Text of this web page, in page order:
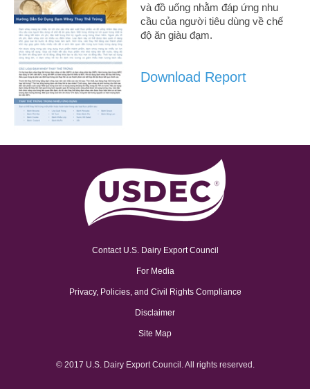
và đồ uống nhằm đáp ứng nhu
cầu của người tiêu dùng về chế
độ ăn giàu đạm.
Download Report
Contact U.S. Dairy Export Council
For Media
Privacy, Policies, and Civil Rights Compliance
Disclaimer
Site Map
© 2017 U.S. Dairy Export Council. All rights reserved.